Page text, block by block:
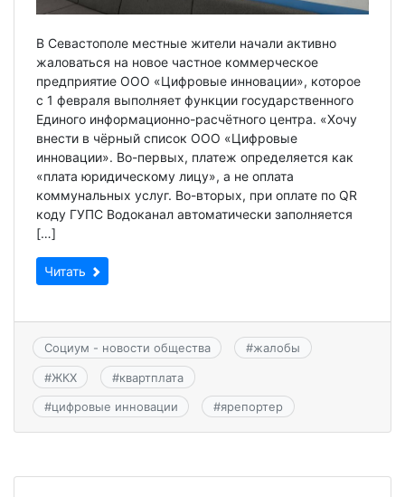
В Севастополе местные жители начали активно
жаловаться на новое частное коммерческое
предприятие ООО «Цифровые инновации», которое
с 1 февраля выполняет функции государственного
Единого информационно-расчётного центра. «Хочу
внести в чёрный список ООО «Цифровые
инновации». Во-первых, платеж определяется как
«плата юридическому лицу», а не оплата
коммунальных услуг. Во-вторых, при оплате по QR
коду ГУПС Водоканал автоматически заполняется
[…]
Читать
Социум - новости общества #жалобы
#ЖКХ #квартплата
#цифровые инновации #ярепортер